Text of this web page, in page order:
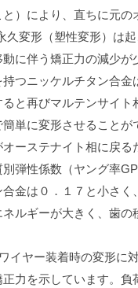
）により、直ちに元
久変形（塑性変形）は
に伴う矯正力の減少
持つニッケルチタン合
と再びマルテンサイト
単に変形させること
ーステナイト相に戻
弾性係数（ヤング率
金は０．１７と小さく
ルギーが大きく、歯
イヤー装着時の変形に
力を示しています。